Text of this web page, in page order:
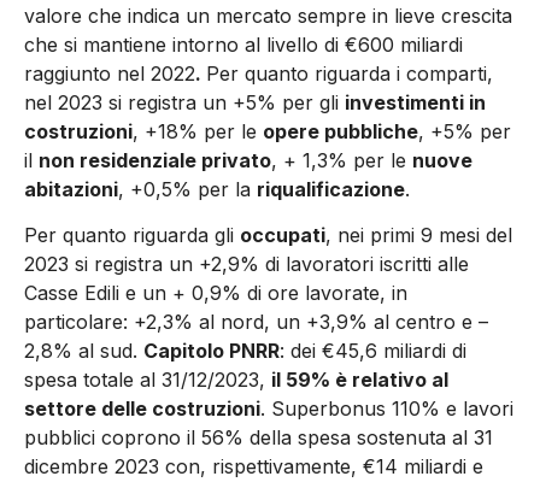
valore che indica un mercato sempre in lieve crescita
che si mantiene intorno al livello di €600 miliardi
raggiunto nel 2022. Per quanto riguarda i comparti,
nel 2023 si registra un +5% per gli investimenti in
costruzioni, +18% per le opere pubbliche, +5% per
il non residenziale privato, + 1,3% per le nuove
abitazioni, +0,5% per la riqualificazione.
Per quanto riguarda gli occupati, nei primi 9 mesi del
2023 si registra un +2,9% di lavoratori iscritti alle
Casse Edili e un + 0,9% di ore lavorate, in
particolare: +2,3% al nord, un +3,9% al centro e –
2,8% al sud. Capitolo PNRR: dei €45,6 miliardi di
spesa totale al 31/12/2023, il 59% è relativo al
settore delle costruzioni. Superbonus 110% e lavori
pubblici coprono il 56% della spesa sostenuta al 31
dicembre 2023 con, rispettivamente, €14 miliardi e